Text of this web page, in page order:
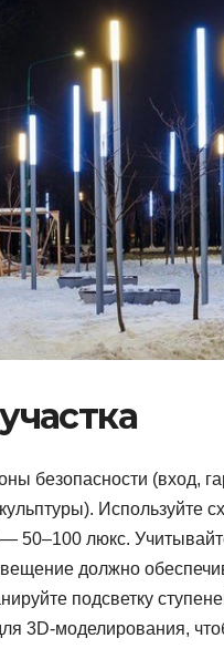
безопасности (вход,
Используйте
люкс.
должно
подсветку
3D-моделирования,